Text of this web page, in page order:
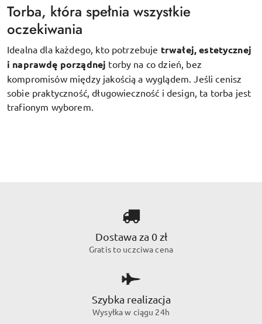
Torba, która spełnia wszystkie
oczekiwania
Idealna dla każdego, kto potrzebuje trwałej, estetycznej
i naprawdę porządnej torby na co dzień, bez
kompromisów między jakością a wyglądem. Jeśli cenisz
sobie praktyczność, długowieczność i design, ta torba jest
trafionym wyborem.
Dostawa za 0 zł
Gratis to uczciwa cena
Szybka realizacja
Wysyłka w ciągu 24h